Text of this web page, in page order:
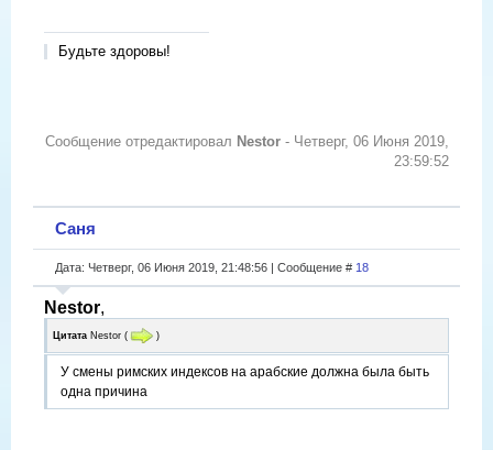
Будьте здоровы!
Сообщение отредактировал Nestor - Четверг, 06 Июня 2019,
23:59:52
Саня
Дата: Четверг, 06 Июня 2019, 21:48:56 | Сообщение # 18
Nestor,
Цитата Nestor ( )
У смены римских индексов на арабские должна была быть
одна причина